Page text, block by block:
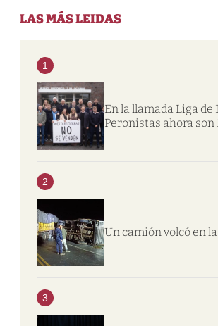
LAS MÁS LEIDAS
1
En la llamada Liga
Peronistas ahora son
2
Un camión volcó en la
3